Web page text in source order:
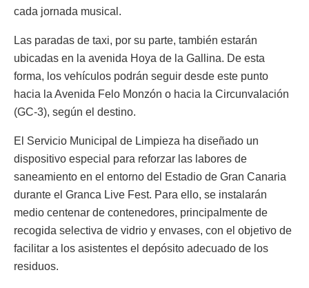
cada jornada musical.
Las paradas de taxi, por su parte, también estarán
ubicadas en la avenida Hoya de la Gallina. De esta
forma, los vehículos podrán seguir desde este punto
hacia la Avenida Felo Monzón o hacia la Circunvalación
(GC-3), según el destino.
El Servicio Municipal de Limpieza ha diseñado un
dispositivo especial para reforzar las labores de
saneamiento en el entorno del Estadio de Gran Canaria
durante el Granca Live Fest. Para ello, se instalarán
medio centenar de contenedores, principalmente de
recogida selectiva de vidrio y envases, con el objetivo de
facilitar a los asistentes el depósito adecuado de los
residuos.